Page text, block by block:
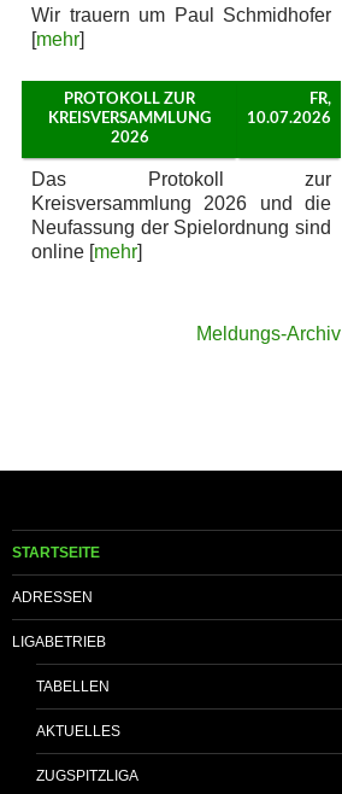
Wir trauern um Paul Schmidhofer
[mehr]
PROTOKOLL ZUR
KREISVERSAMMLUNG
2026
FR,
10.07.2026
Das Protokoll zur
Kreisversammlung 2026 und die
Neufassung der Spielordnung sind
online [mehr]
Meldungs-Archiv
STARTSEITE
ADRESSEN
LIGABETRIEB
TABELLEN
AKTUELLES
ZUGSPITZLIGA